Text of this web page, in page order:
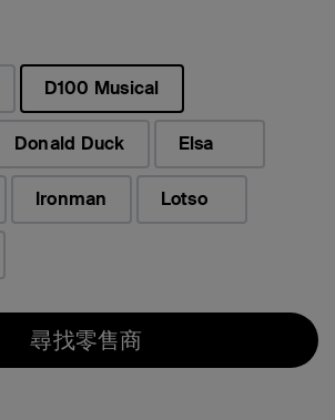
D100 Musical
已選取
Donald Duck Elsa
Ironman Lotso
尋找零售商